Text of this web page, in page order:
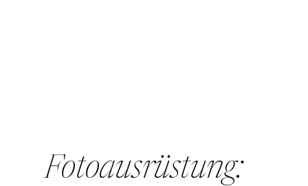
Fotoausrüstung: